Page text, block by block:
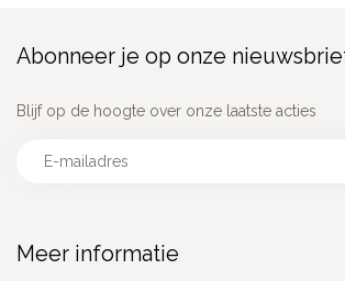
Meer informatie
Abonneer je op onze
Blijf op de hoogte over onze laatste acties